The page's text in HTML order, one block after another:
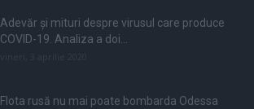
Adevăr și mituri despre virusul care produce
COVID-19. Analiza a doi...
Flota rusă nu mai poate bombarda Odessa